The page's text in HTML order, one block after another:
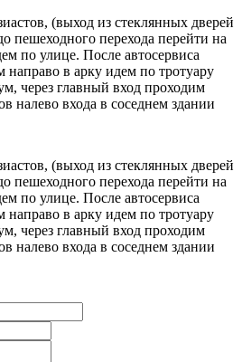
(выход из стеклянных дверей
пешеходного перехода перейти на
по улице. После автосервиса
в арку идем по тротуару
через главный вход проходим
налево входа в соседнем здании
(выход из стеклянных дверей
пешеходного перехода перейти на
по улице. После автосервиса
в арку идем по тротуару
через главный вход проходим
налево входа в соседнем здании